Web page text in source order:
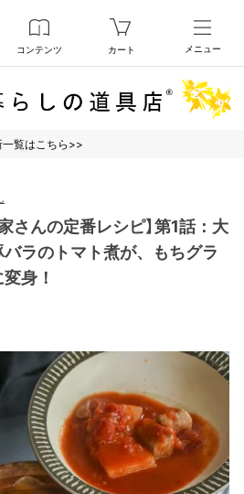
コンテンツ カート メニュー
覧はこちら>>
家さんの定番レシピ】第1話：大
バラのトマト煮が、もちグラ
身！